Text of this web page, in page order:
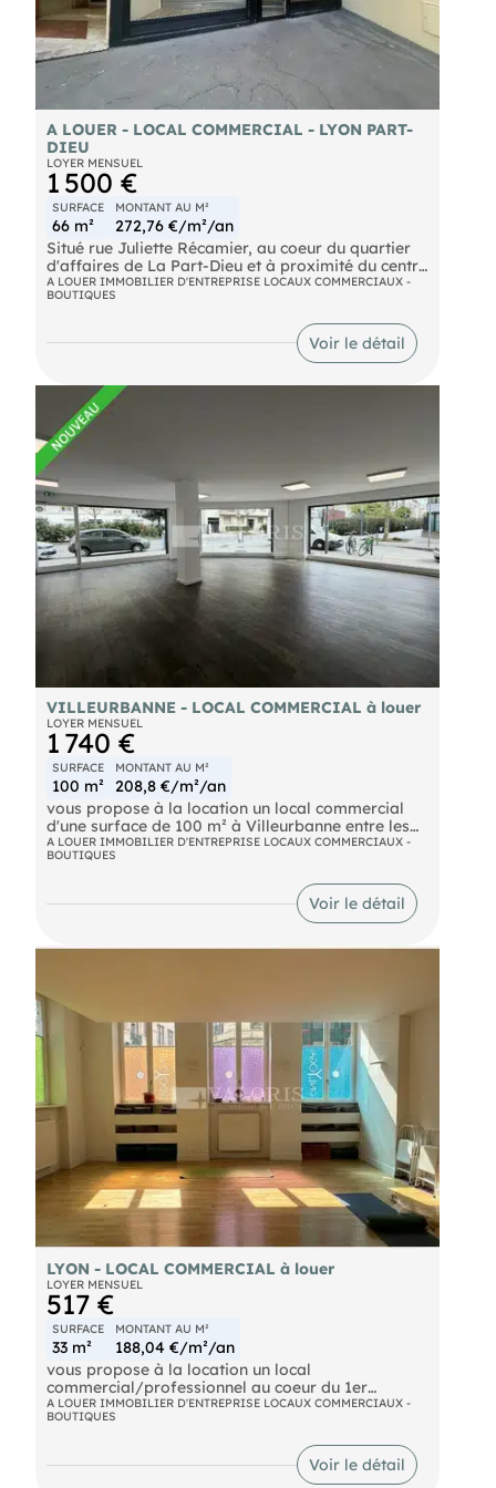
A LOUER - LOCAL COMMERCIAL - LYON PART-
DIEU
LOYER MENSUEL
1 500 €
SURFACE
66 m²
MONTANT AU M²
272,76 €/m²/an
Situé rue Juliette Récamier, au coeur du quartier
d'affaires de La Part-Dieu et à proximité du centre
commercial, local commercial d'environ 66 m²
proposé en location pure. Libre de suite, idéal
A LOUER IMMOBILIER D'ENTREPRISE LOCAUX COMMERCIAUX -
BOUTIQUES
Voir le détail
VILLEURBANNE - LOCAL COMMERCIAL à louer
LOYER MENSUEL
1 740 €
SURFACE
100 m²
MONTANT AU M²
208,8 €/m²/an
vous propose à la location un local commercial
d'une surface de 100 m² à Villeurbanne entre les
quartiers Gratte-Ciel et Cusset.
Ce local en angle de rue, à proximité immédiate
du métro Flachet, bénéficie d'un emplacement
environnement dynamique et commerçant, il est
mètres.
Contactez nous dès maintenant pour organiser
une visite et découvrir tout le potentiel de ce local !
A LOUER IMMOBILIER D'ENTREPRISE LOCAUX COMMERCIAUX -
BOUTIQUES
Voir le détail
LYON - LOCAL COMMERCIAL à louer
LOYER MENSUEL
517 €
SURFACE
33 m²
MONTANT AU M²
188,04 €/m²/an
vous propose à la location un local
commercial/professionnel au coeur du 1er
arrondissement de Lyon.
Ce local bénéficie de l'ambiance authentique du
quartier des Pentes de la Croix-Rousse.
A LOUER IMMOBILIER D'ENTREPRISE LOCAUX COMMERCIAUX -
BOUTIQUES
Voir le détail